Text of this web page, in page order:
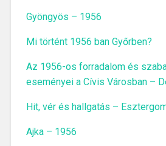
Gyöngyös – 1956
Mi történt 1956 ban Győrben?
Az 1956-os forradalom és
eseményei a Cívis Városban –
Hit, vér és hallgatás –
Ajka – 1956